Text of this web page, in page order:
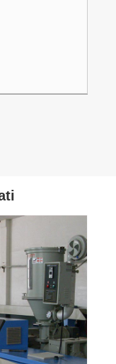
Linea di produzione
PVC
Visualizza altro >>